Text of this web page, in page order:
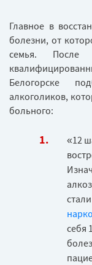
Главное в
болезни, от
семья. После
Белогорске
алкоголиков,
больного:
«12
себя